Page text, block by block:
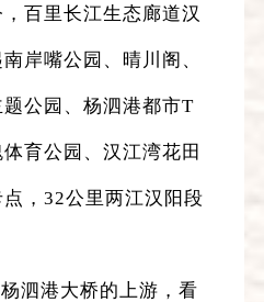
百里长江生态廊道汉
岸嘴公园、晴川阁、
公园、杨泗港都市T
育公园、汉江湾花田
，32公里两江汉阳段
泗港大桥的上游，看